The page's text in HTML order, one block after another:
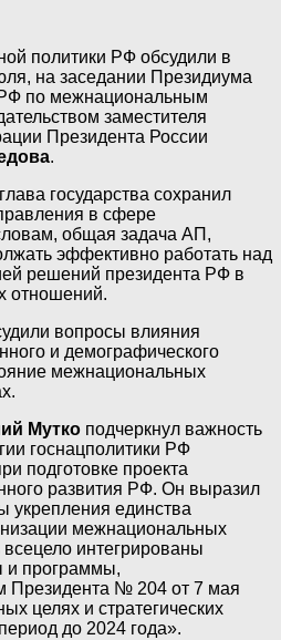
политики РФ обсудили в
на заседании Президиума
по межнациональным
заместителя
Президента России
.
государства сохранил
в сфере
общая задача АП,
эффективно работать над
решений президента РФ в
отношений.
вопросы влияния
и демографического
межнациональных
Мутко подчеркнул важность
госнацполитики РФ
подготовке проекта
развития РФ. Он выразил
укрепления единства
межнациональных
интегрированы
и программы,
Президента № 204 от 7 мая
целях и стратегических
до 2024 года».